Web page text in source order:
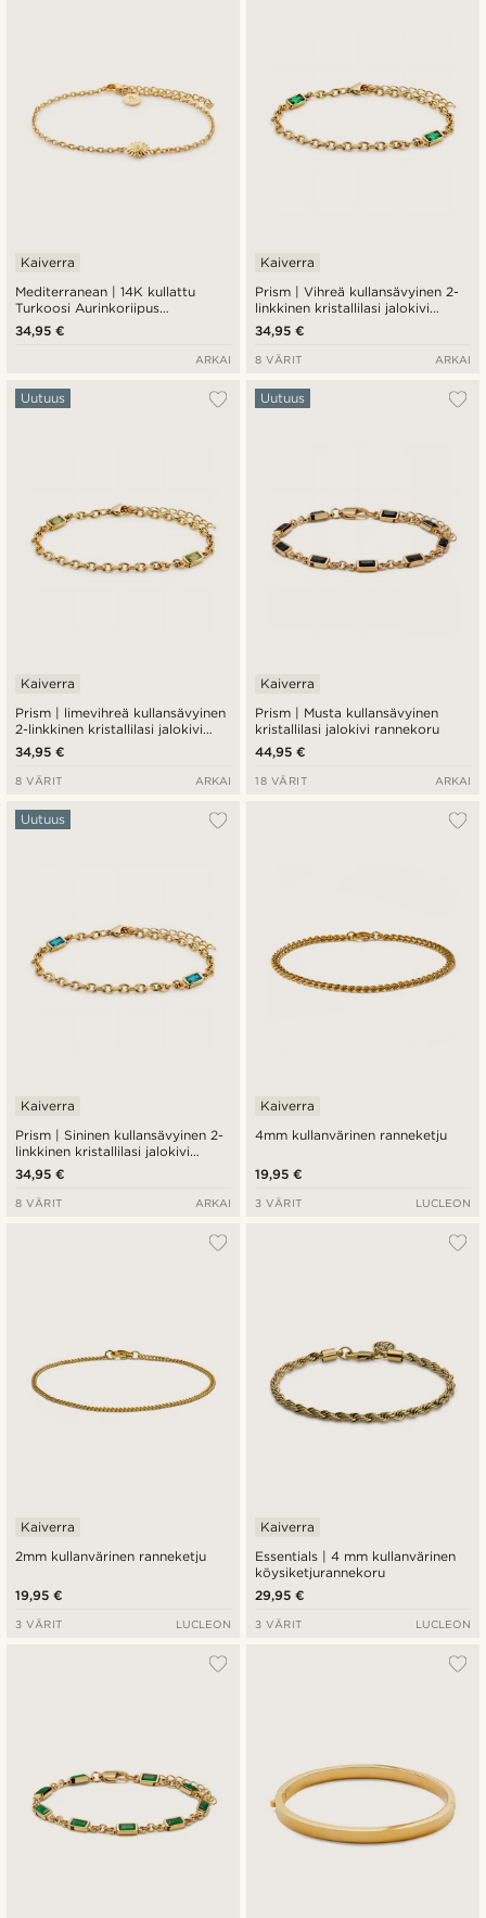
Mediterranean | 14K kullattu
Turkoosi Aurinkoriipus
Rannekoru
Kaiverra
34,95 €
ARKAI
Prism | Vihreä kullansävyinen 2-
linkkinen kristallilasi jalokivi
rannekoru
Kaiverra
34,95 €
8 VÄRIT ARKAI
Prism | limevihreä kullansävyinen
2-linkkinen kristallilasi jalokivi
rannekoru
Uutuus
Kaiverra
34,95 €
8 VÄRIT ARKAI
Prism | Musta kullansävyinen
kristallilasi jalokivi rannekoru
Uutuus
Kaiverra
44,95 €
18 VÄRIT ARKAI
Prism | Sininen kullansävyinen 2-
linkkinen kristallilasi jalokivi
rannekoru
Uutuus
Kaiverra
34,95 €
8 VÄRIT ARKAI
4mm kullanvärinen ranneketju
Kaiverra
19,95 €
3 VÄRIT LUCLEON
2mm kullanvärinen ranneketju
Kaiverra
19,95 €
3 VÄRIT LUCLEON
Essentials | 4 mm kullanvärinen
köysiketjurannekoru
Kaiverra
29,95 €
3 VÄRIT LUCLEON